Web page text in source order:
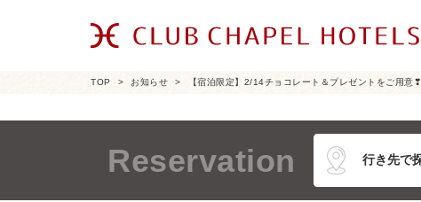
TOP お知らせ 【宿泊限定】2/14チョコレート＆プレゼントをご用意❣
Reservation